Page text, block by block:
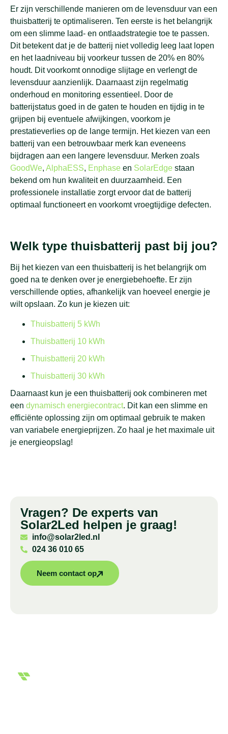
Er zijn verschillende manieren om de levensduur van een
thuisbatterij te optimaliseren. Ten eerste is het belangrijk
om een slimme laad- en ontlaadstrategie toe te passen.
Dit betekent dat je de batterij niet volledig leeg laat lopen
en het laadniveau bij voorkeur tussen de 20% en 80%
houdt. Dit voorkomt onnodige slijtage en verlengt de
levensduur aanzienlijk. Daarnaast zijn regelmatig
onderhoud en monitoring essentieel. Door de
batterijstatus goed in de gaten te houden en tijdig in te
grijpen bij eventuele afwijkingen, voorkom je
prestatieverlies op de lange termijn. Het kiezen van een
batterij van een betrouwbaar merk kan eveneens
bijdragen aan een langere levensduur. Merken zoals
GoodWe, AlphaESS, Enphase en SolarEdge staan
bekend om hun kwaliteit en duurzaamheid. Een
professionele installatie zorgt ervoor dat de batterij
optimaal functioneert en voorkomt vroegtijdige defecten.
Welk type thuisbatterij past bij jou?
Bij het kiezen van een thuisbatterij is het belangrijk om
goed na te denken over je energiebehoefte. Er zijn
verschillende opties, afhankelijk van hoeveel energie je
wilt opslaan. Zo kun je kiezen uit:
Thuisbatterij 5 kWh
Thuisbatterij 10 kWh
Thuisbatterij 20 kWh
Thuisbatterij 30 kWh
Daarnaast kun je een thuisbatterij ook combineren met
een dynamisch energiecontract. Dit kan een slimme en
efficiënte oplossing zijn om optimaal gebruik te maken
van variabele energieprijzen. Zo haal je het maximale uit
je energieopslag!
Vragen? De experts van
Solar2Led helpen je graag!
info@solar2led.nl
024 36 010 65
Neem contact op